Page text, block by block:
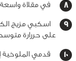
في مقلاة واسعة
اسكبي مزيج
على حررارة
قدمي الملوخية